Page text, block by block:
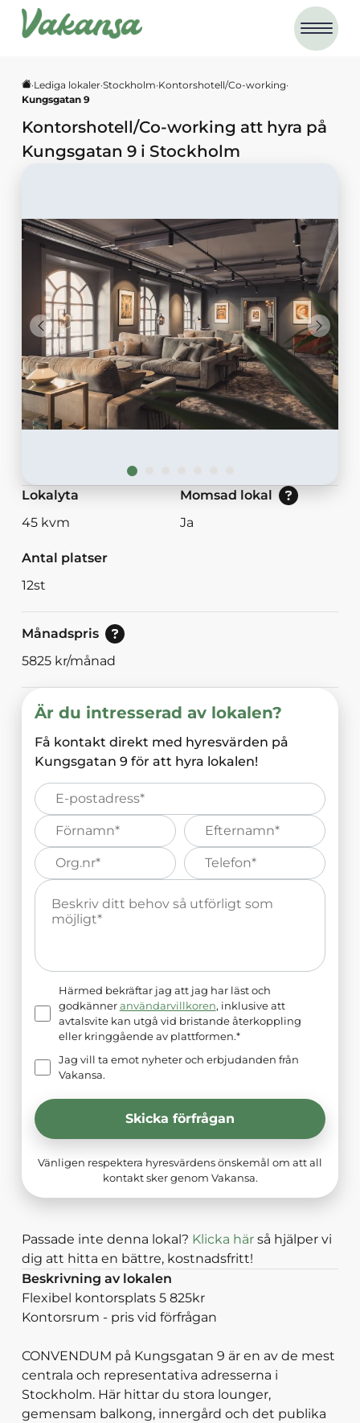
·Lediga lokaler·Stockholm·Kontorshotell/Co-working·
Kungsgatan 9
Kontorshotell/Co-working att hyra på
Kungsgatan 9 i Stockholm
Lokalyta
45kvm
Momsad lokal
Nej: Lokalen är momsbefriad.<br/>Ja:
Ja
Antal platser
12st
Månadspris
Pris vid bokning av 30<br/>eller mer dagar.
5825kr/månad
Är du intresserad av lokalen?
Få kontakt direkt med hyresvärden på
Kungsgatan 9 för att hyra lokalen!
E-
post*
Förnamn*
Efternamn*
Organisations
nummer*
Telefonnummer*
Meddelande*
Härmed bekräftar jag att jag har läst och
godkänner användarvillkoren, inklusive att
avtalsvite kan utgå vid bristande återkoppling
eller kringgående av plattformen.*
Jag vill ta emot nyheter och erbjudanden från
Vakansa.
Skicka förfrågan
Vänligen respektera hyresvärdens önskemål om att all
kontakt sker genom Vakansa.
Passade inte denna lokal? Klicka här så hjälper vi
dig att hitta en bättre, kostnadsfritt!
Beskrivning av lokalen
Flexibel kontorsplats 5 825kr
Kontorsrum - pris vid förfrågan
CONVENDUM på Kungsgatan 9 är en av de mest
centrala och representativa adresserna i
Stockholm. Här hittar du stora lounger,
gemensam balkong, innergård och det publika